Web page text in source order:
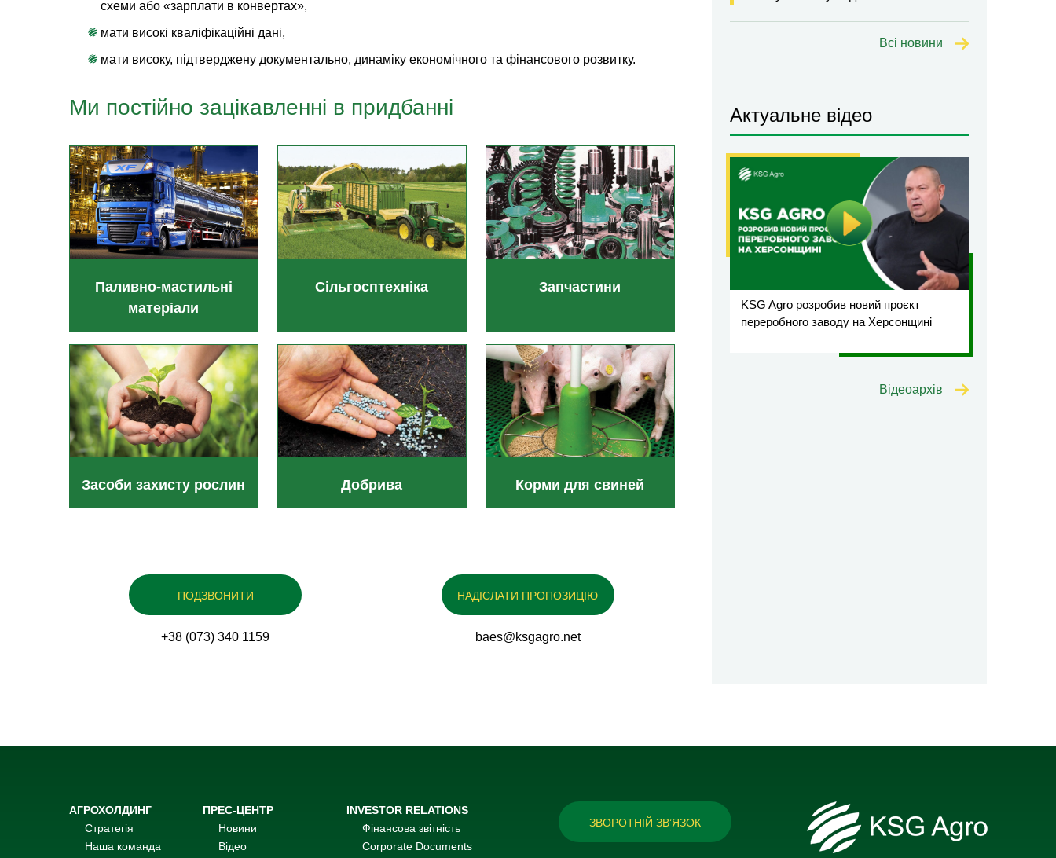
схеми або «зарплати в конвертах»,
мати високі кваліфікаційні дані,
мати високу, підтверджену документально, динаміку економічного та фінансового розвитку.
Ми постійно зацікавленні в придбанні
Паливно-мастильні
матеріали
Сільгосптехніка Запчастини
Засоби захисту рослин Добрива Корми для свиней
ПОДЗВОНИТИ
+38 (073) 340 1159
НАДІСЛАТИ ПРОПОЗИЦІЮ
baes@ksgagro.net
Всі новини
Актуальне відео
KSG Agro розробив новий проєкт
переробного заводу на Херсонщині
Відеоархів
АГРОХОЛДИНГ
Стратегія
Наша команда
ПРЕС-ЦЕНТР
Новини
Відео
INVESTOR RELATIONS
Фінансова звітність
Corporate Documents
ЗВОРОТНІЙ ЗВ’ЯЗОК